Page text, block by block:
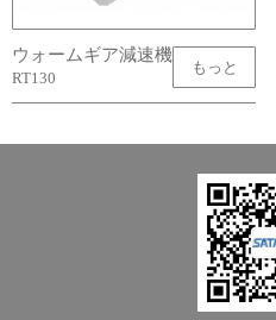
ウォームギア減速機
RT130
もっと